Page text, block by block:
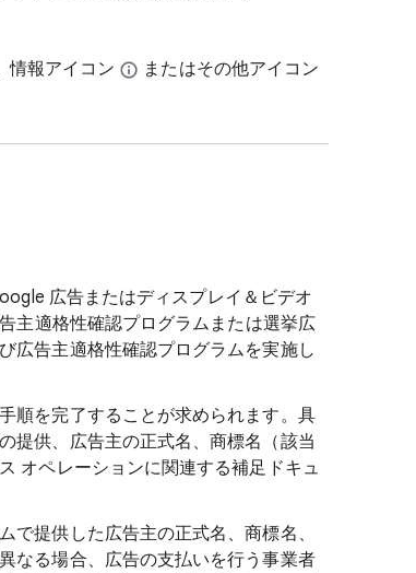
情報アイコン
またはその他アイコン
広告またはディスプレイ＆ビデオ
主適格性確認プログラムまたは選挙広
広告主適格性確認プログラムを実施し
順を完了することが求められます。具
提供、広告主の正式名、商標名（該当
オペレーションに関連する補足ドキュ
提供した広告主の正式名、商標名、
なる場合、広告の支払いを行う事業者